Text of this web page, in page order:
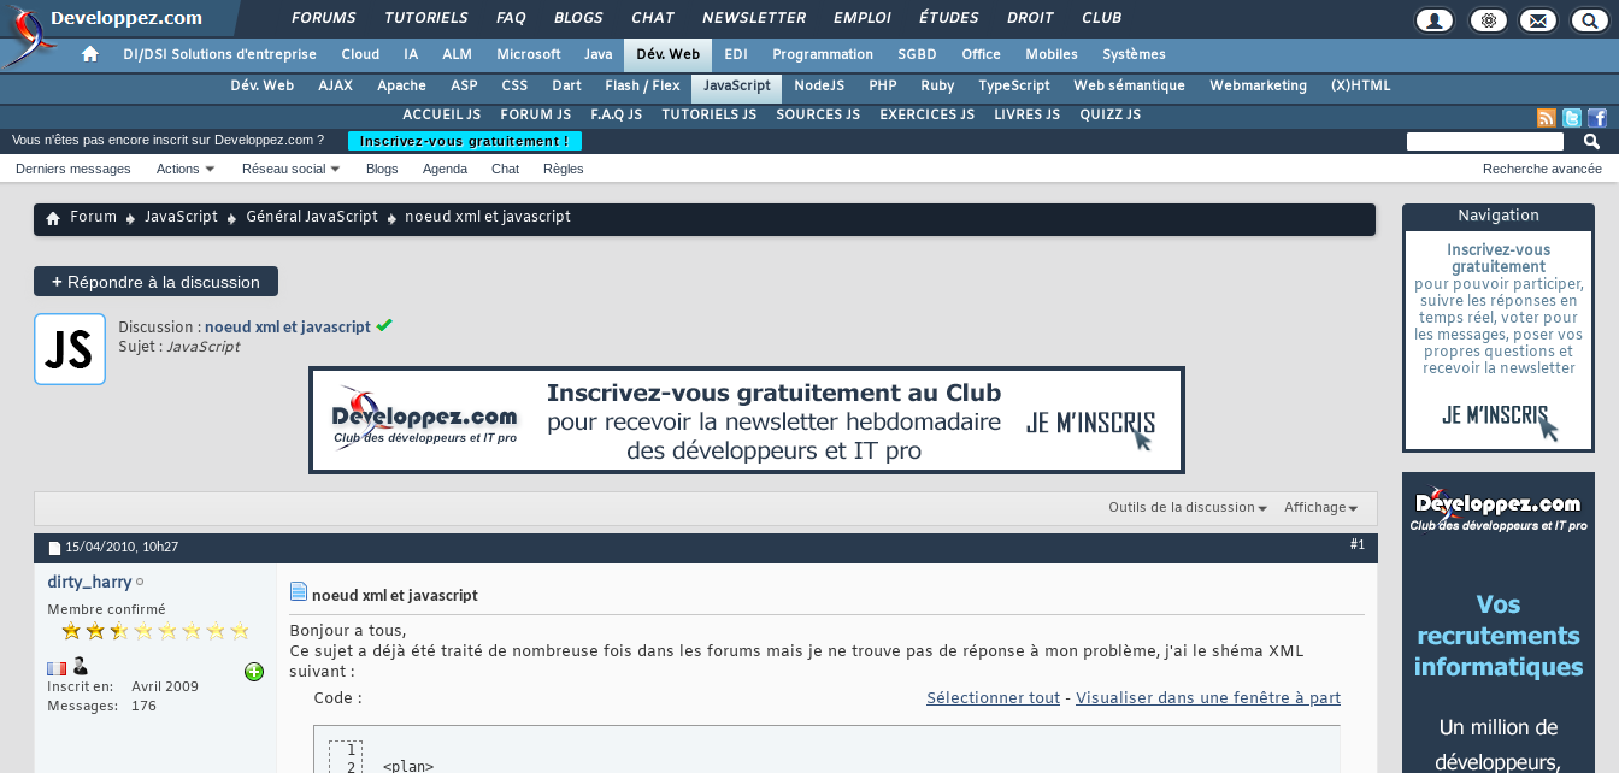
FORUMS TUTORIELS FAQ BLOGS CHAT NEWSLETTER EMPLOI ÉTUDES DROIT CLUB
DI/DSI Solutions d'entreprise Cloud IA ALM Microsoft Java Dév. Web EDI Programmation SGBD Office Mobiles
Systèmes
Dév. Web
AJAX Apache ASP CSS Dart Flash / Flex JavaScript NodeJS PHP Ruby TypeScript Web sémantique Webmarketing
(X)HTML
ACCUEIL JS
FORUM JS F.A.Q JS TUTORIELS JS SOURCES JS EXERCICES JS LIVRES JS QUIZZ JS
Navigation
Inscrivez-vous
gratuitement
pour pouvoir participer,
suivre les réponses en
temps réel, voter pour
les messages, poser vos
propres questions et
recevoir la newsletter
Vous n'êtes pas encore inscrit sur Developpez.com ?
Inscrivez-vous gratuitement !
Derniers messages
Actions Réseau social Blogs Agenda Chat Règles Recherche avancée
Forum JavaScript Général JavaScript noeud xml et javascript
+ Répondre à la discussion
Discussion : noeud xml et javascript
Sujet :JavaScript
Outils de la discussion Affichage
15/04/2010, 10h27 #1
dirty_harry
Membre confirmé
Inscrit en
Avril 2009
Messages
176
noeud xml et javascript
Bonjour a tous,
Ce sujet a déjà été traité de nombreuse fois dans les forums mais je ne trouve pas de réponse à mon problème, j'ai le shéma XML
suivant :
Code :
Sélectionner tout - Visualiser dans une fenêtre à part
1
2
<plan>